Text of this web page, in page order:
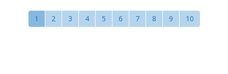
1 2 3 4 5 6 7 8 9 10